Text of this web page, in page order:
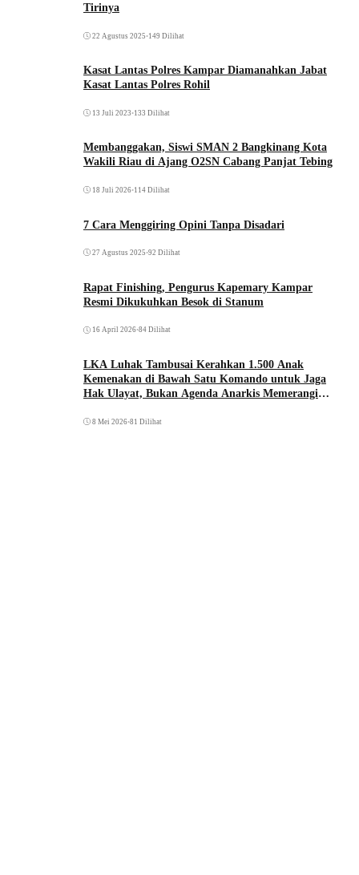
Tirinya
22 Agustus 2025 •149 Dilihat
Kasat Lantas Polres Kampar Diamanahkan Jabat
Kasat Lantas Polres Rohil
13 Juli 2023 •133 Dilihat
Membanggakan, Siswi SMAN 2 Bangkinang Kota
Wakili Riau di Ajang O2SN Cabang Panjat Tebing
18 Juli 2026•114 Dilihat
7 Cara Menggiring Opini Tanpa Disadari
27 Agustus 2025 •92 Dilihat
Rapat Finishing, Pengurus Kapemary Kampar
Resmi Dikukuhkan Besok di Stanum
16 April 2026•84 Dilihat
LKA Luhak Tambusai Kerahkan 1.500 Anak
Kemenakan di Bawah Satu Komando untuk Jaga
Hak Ulayat, Bukan Agenda Anarkis Memerangi
8 Mei 2026•81 Dilihat